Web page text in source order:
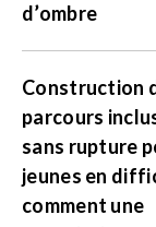
d’ombre
Construction
parcours
sans rupture
jeunes en
comment une